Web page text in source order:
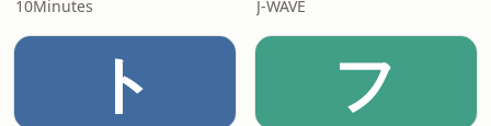
10Minutes J-WAVE
ト フ